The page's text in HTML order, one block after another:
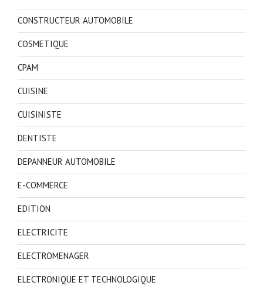
CONSTRUCTEUR AUTOMOBILE
COSMETIQUE
CPAM
CUISINE
CUISINISTE
DENTISTE
DEPANNEUR AUTOMOBILE
E-COMMERCE
EDITION
ELECTRICITE
ELECTROMENAGER
ELECTRONIQUE ET TECHNOLOGIQUE